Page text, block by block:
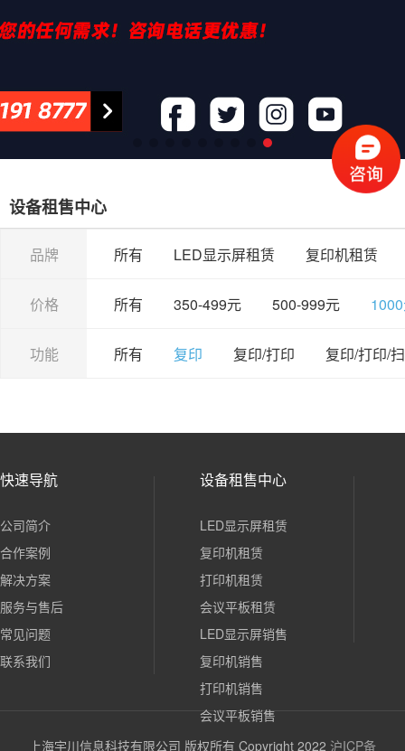
设备租售中心
品牌 所有 LED显示屏租赁 复印机租赁
价格 所有 350-499元 500-999元
功能 所有 复印 复印/打印 复印/打印/
快速导航
公司简介
合作案例
解决方案
服务与售后
常见问题
联系我们
设备租售中心
LED显示屏租赁
复印机租赁
打印机租赁
会议平板租赁
LED显示屏销售
复印机销售
打印机销售
会议平板销售
上海宇川信息科技有限公司 版权所有 Copyright 2022 沪ICP备